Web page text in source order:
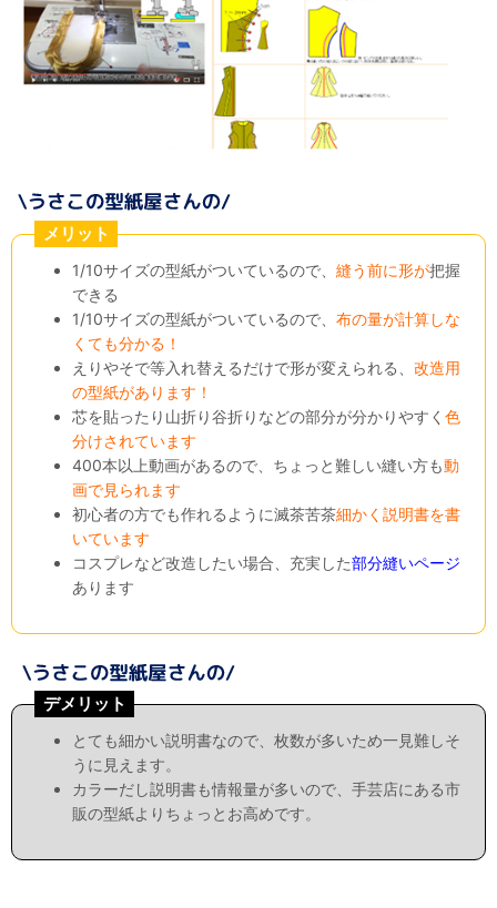
メリット
1/10サイズの型紙がついているので、縫う前に形が把握
できる
1/10サイズの型紙がついているので、布の量が計算しな
くても分かる！
えりやそで等入れ替えるだけで形が変えられる、改造用
の型紙があります！
芯を貼ったり山折り谷折りなどの部分が分かりやすく色
分けされています
400本以上動画があるので、ちょっと難しい縫い方も動
画で見られます
初心者の方でも作れるように滅茶苦茶細かく説明書を書
いています
コスプレなど改造したい場合、充実した部分縫いページ
あります
デメリット
とても細かい説明書なので、枚数が多いため一見難しそ
うに見えます。
カラーだし説明書も情報量が多いので、手芸店にある市
販の型紙よりちょっとお高めです。